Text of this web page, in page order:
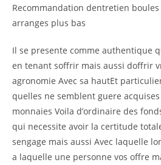
Recommandation dentretien
arranges plus bas
Il se presente comme authentique
en tenant soffrir mais aussi doffrir
agronomie Avec sa hautEt
quelles ne semblent guere
monnaies Voila d’ordinaire des
qui necessite avoir la certitude
sengage mais aussi Avec laquelle
a laquelle une personne vos offre